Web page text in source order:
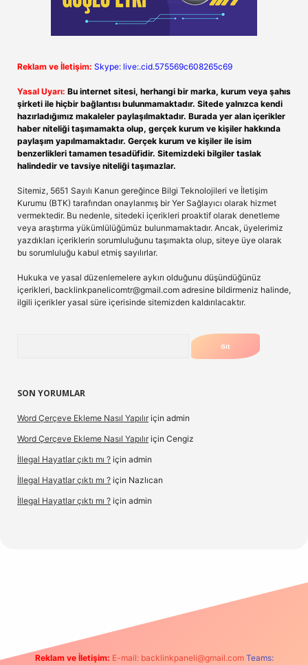
Reklam ve İletişim: Skype: live:.cid.575569c608265c69
Yasal Uyarı: Bu internet sitesi, herhangi bir marka, kurum veya şahıs
şirketi ile hiçbir bağlantısı bulunmamaktadır. Sitede yalnızca kendi
hazırladığımız makaleler paylaşılmaktadır. Burada yer alan içerikler
haber niteliği taşımamakta olup, gerçek kurum ve kişiler hakkında
paylaşım yapılmamaktadır. Gerçek kurum ve kişiler ile isim
benzerlikleri tamamen tesadüfidir. Sitemizdeki bilgiler taslak
halindedir ve tavsiye niteliği taşımazlar.
Sitemiz, 5651 Sayılı Kanun gereğince Bilgi Teknolojileri ve İletişim
Kurumu (BTK) tarafından onaylanmış bir Yer Sağlayıcı olarak hizmet
vermektedir. Bu nedenle, sitedeki içerikleri proaktif olarak denetleme
veya araştırma yükümlülüğümüz bulunmamaktadır. Ancak, üyelerimiz
yazdıkları içeriklerin sorumluluğunu taşımakta olup, siteye üye olarak
bu sorumluluğu kabul etmiş sayılırlar.
Hukuka ve yasal düzenlemelere aykırı olduğunu düşündüğünüz
içerikleri, backlinkpanelicomtr@gmail.com adresine bildirmeniz halinde,
ilgili içerikler yasal süre içerisinde sitemizden kaldırılacaktır.
SON YORUMLAR
Word Çerçeve Ekleme Nasıl Yapılır için admin
Word Çerçeve Ekleme Nasıl Yapılır için Cengiz
İllegal Hayatlar çıktı mı ? için admin
İllegal Hayatlar çıktı mı ? için Nazlıcan
İllegal Hayatlar çıktı mı ? için admin
Reklam ve İletişim: E-mail: backlinkpaneli@gmail.com Teams: